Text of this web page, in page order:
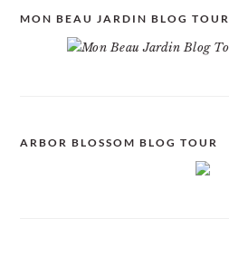
MON BEAU JARDIN BLOG TOUR
ARBOR BLOSSOM BLOG TOUR